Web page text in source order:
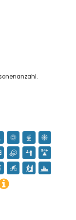
Angeln, Tauchen,
(innerhalb von 5